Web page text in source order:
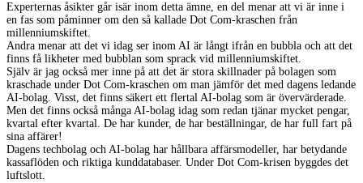
Experternas åsikter går isär inom detta ämne, en del menar att vi är inne i
en fas som påminner om den så kallade Dot Com-kraschen från
millenniumskiftet.
Andra menar att det vi idag ser inom AI är långt ifrån en bubbla och att det
finns få likheter med bubblan som sprack vid millenniumskiftet.
Själv är jag också mer inne på att det är stora skillnader på bolagen som
kraschade under Dot Com-kraschen om man jämför det med dagens ledande
AI-bolag. Visst, det finns säkert ett flertal AI-bolag som är övervärderade.
Men det finns också många AI-bolag idag som redan tjänar mycket pengar,
kvartal efter kvartal. De har kunder, de har beställningar, de har full fart på
sina affärer!
Dagens techbolag och AI-bolag har hållbara affärsmodeller, har betydande
kassaflöden och riktiga kunddatabaser. Under Dot Com-krisen byggdes det
luftslott.